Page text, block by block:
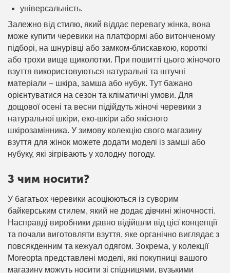
універсальність.
Залежно від стилю, який віддає перевагу жінка, вона
може купити черевики на платформі або витонченому
підборі, на шнурівці або замком-блискавкою, короткі
або трохи вище щиколотки. При пошитті цього жіночого
взуття використовуються натуральні та штучні
матеріали – шкіра, замша або нубук. Тут бажано
орієнтуватися на сезон та кліматичні умови. Для
дощової осені та весни підійдуть жіночі черевики з
натуральної шкіри, еко-шкіри або якісного
шкірозамінника. У зимову колекцію свого магазину
взуття для жінок можете додати моделі із замші або
нубуку, які зігрівають у холодну погоду.
З чим носити?
У багатьох черевики асоціюються із суворим
байкерським стилем, який не додає дівчині жіночності.
Насправді виробники давно відійшли від цієї концепції
та почали виготовляти взуття, яке органічно виглядає з
повсякденним та кежуал одягом. Зокрема, у колекції
Moreopta представлені моделі, які покупниці вашого
магазину можуть носити зі спідницями, вузькими